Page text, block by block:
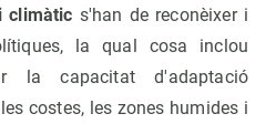
climàtic s'han de reconèixer i
la qual cosa inclou
la capacitat d'adaptació
costes, les zones humides i